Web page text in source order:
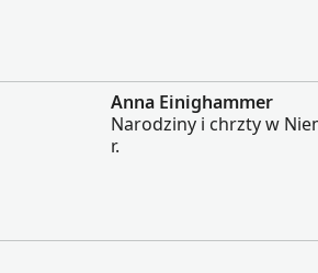
Anna Einighammer
Narodziny i chrzty w
r.